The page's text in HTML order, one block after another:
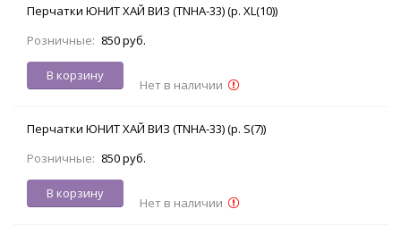
Перчатки ЮНИТ ХАЙ ВИЗ (TNHA-33) (р. XL(10))
Розничные: 850 руб.
В корзину
Нет в наличии
Перчатки ЮНИТ ХАЙ ВИЗ (TNHA-33) (р. S(7))
Розничные: 850 руб.
В корзину
Нет в наличии